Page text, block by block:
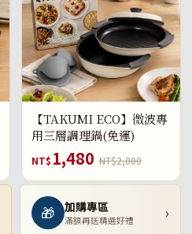
【TAKUMI ECO】微波專
用三層調理鍋(免運)
NT$ 1,480 NT$2,000
🎁 加購專區
滿額再送精選好禮 ›